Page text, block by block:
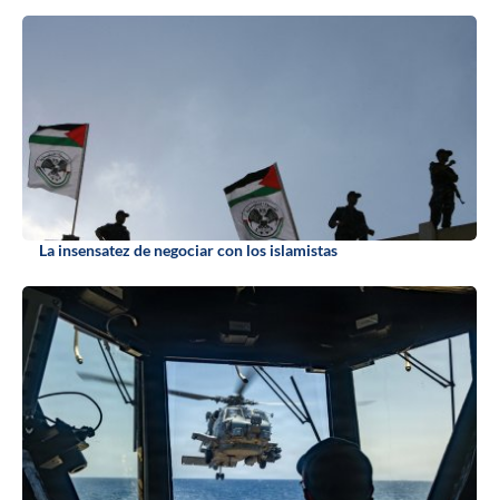
La insensatez de negociar con los islamistas